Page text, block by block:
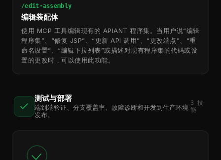
/edit-assembly
编辑装配体
使用 MCP 工具编辑现有的 APIANT 程序集。当用户说“编辑
程序集”、“修复 JSP”、“更新 API 调用”、“更改端点”、“重
命名设置”、“编辑下拉列表”或描述对现有程序集的代码或设
置的更改时，可以使用此功能。
测试与部署
端到端验证、分支覆盖率、故障诊断和开发到生产环境
发布。
3 技
能